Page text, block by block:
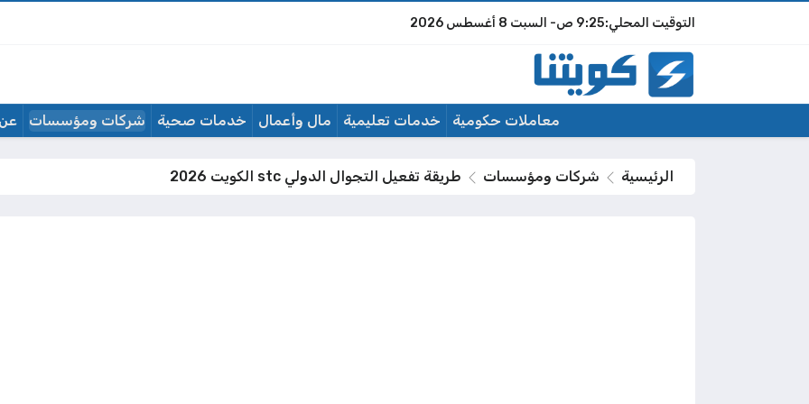
9:25 ص السبت 8 أغسطس 2026
معاملات حكومية خدمات تعليمية مال وأعمال خدمات صحية شركات ومؤسسات
الرئيسية شركات ومؤسسات طريقة تفعيل التجوال الدولي stc الكويت 2026